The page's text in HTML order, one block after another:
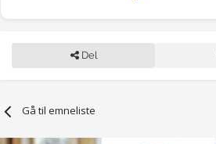
Del
Gå til emneliste